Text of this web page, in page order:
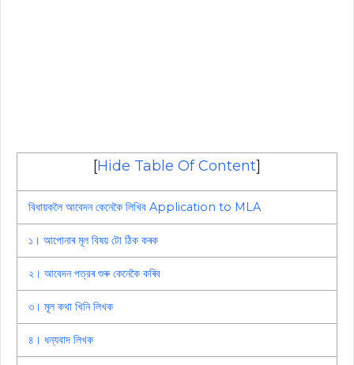
[Hide Table Of Content]
বিধায়কলৈ আবেদন কেনেকৈ লিখিব Application to MLA
১। আপোনাৰ মূল বিষয় টো ঠিক কৰক
২। আবেদন পত্রৰ শুৰু কেনেকৈ কৰিব
৩। মূল কথা খিনি লিখক
৪। ধন্যবাদ লিখক